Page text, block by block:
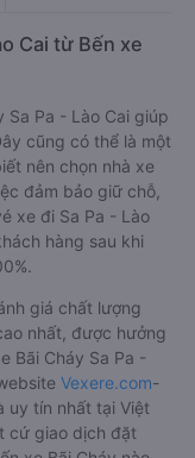
Cai từ Bến xe
Sa Pa - Lào Cai giúp
cũng có thể là một
nên chọn nhà xe
đảm bảo giữ chỗ,
xe đi Sa Pa - Lào
hàng sau khi
giá chất lượng
nhất, được hưởng
Bãi Cháy Sa Pa -
Vexere.com-
uy tín nhất tại Việt
cứ giao dịch đặt